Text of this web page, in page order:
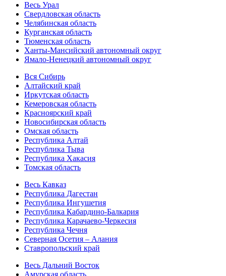
Весь Урал
Свердловская область
Челябинская область
Курганская область
Тюменская область
Ханты-Мансийский автономный округ
Ямало-Ненецкий автономный округ
Вся Сибирь
Алтайский край
Иркутская область
Кемеровская область
Красноярский край
Новосибирская область
Омская область
Республика Алтай
Республика Тыва
Республика Хакасия
Томская область
Весь Кавказ
Республика Дагестан
Республика Ингушетия
Республика Кабардино-Балкария
Республика Карачаево-Черкесия
Республика Чечня
Северная Осетия – Алания
Ставропольский край
Весь Дальний Восток
Амурская область